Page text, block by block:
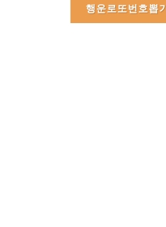
행운로또번호뽑기